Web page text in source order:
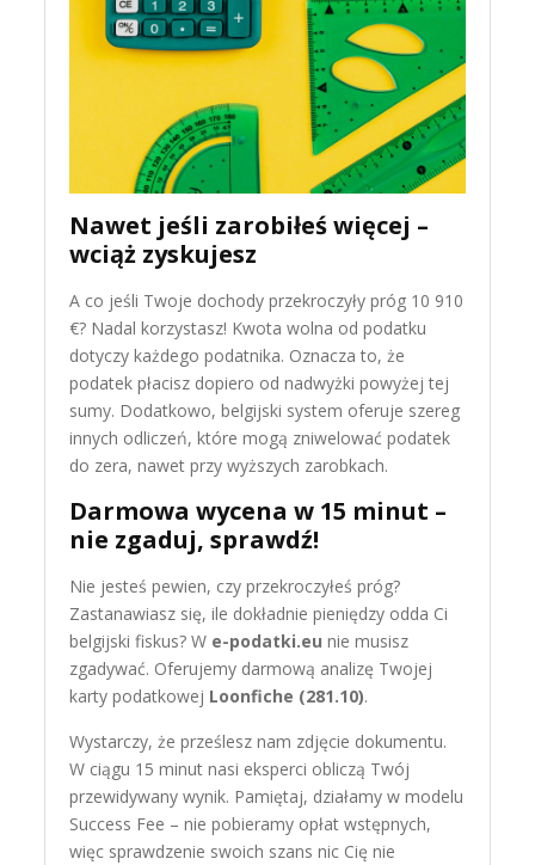
Nawet jeśli zarobiłeś więcej –
wciąż zyskujesz
A co jeśli Twoje dochody przekroczyły próg 10 910
€? Nadal korzystasz! Kwota wolna od podatku
dotyczy każdego podatnika. Oznacza to, że
podatek płacisz dopiero od nadwyżki powyżej tej
sumy. Dodatkowo, belgijski system oferuje szereg
innych odliczeń, które mogą zniwelować podatek
do zera, nawet przy wyższych zarobkach.
Darmowa wycena w 15 minut –
nie zgaduj, sprawdź!
Nie jesteś pewien, czy przekroczyłeś próg?
Zastanawiasz się, ile dokładnie pieniędzy odda Ci
belgijski fiskus? W e-podatki.eu nie musisz
zgadywać. Oferujemy darmową analizę Twojej
karty podatkowej Loonfiche (281.10).
Wystarczy, że prześlesz nam zdjęcie dokumentu.
W ciągu 15 minut nasi eksperci obliczą Twój
przewidywany wynik. Pamiętaj, działamy w modelu
Success Fee – nie pobieramy opłat wstępnych,
więc sprawdzenie swoich szans nic Cię nie